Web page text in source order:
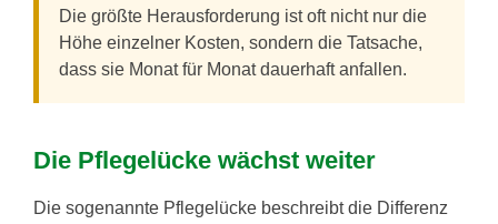
Die größte Herausforderung ist oft nicht nur die
Höhe einzelner Kosten, sondern die Tatsache,
dass sie Monat für Monat dauerhaft anfallen.
Die Pflegelücke wächst weiter
Die sogenannte Pflegelücke beschreibt die Differenz